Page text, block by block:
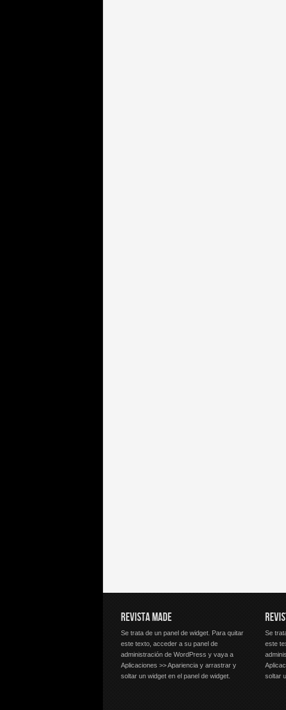
REVISTA MADE
Se trata de un panel de widget. Para quitar
este texto, acceder a su panel de
administración de WordPress y vaya a
Aplicaciones >> Apariencia y arrastrar y
soltar un widget en el panel de widget.
Se
este
soltar